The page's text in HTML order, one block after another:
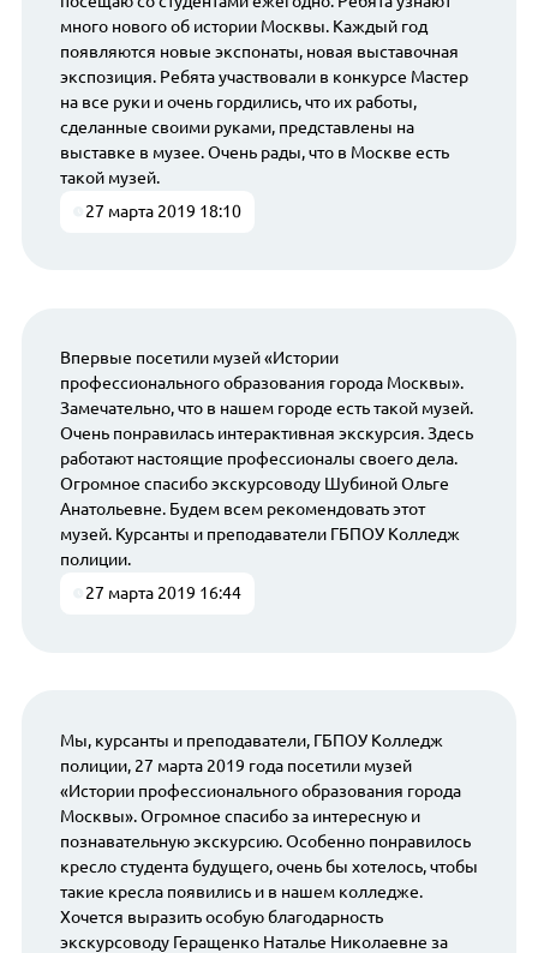
много нового об истории Москвы. Каждый год
появляются новые экспонаты, новая выставочная
экспозиция. Ребята участвовали в конкурсе Мастер
на все руки и очень гордились, что их работы,
сделанные своими руками, представлены на
выставке в музее. Очень рады, что в Москве есть
такой музей.
27 марта 2019 18:10
Впервые посетили музей «Истории
профессионального образования города Москвы».
Замечательно, что в нашем городе есть такой музей.
Очень понравилась интерактивная экскурсия. Здесь
работают настоящие профессионалы своего дела.
Огромное спасибо экскурсоводу Шубиной Ольге
Анатольевне. Будем всем рекомендовать этот
музей. Курсанты и преподаватели ГБПОУ Колледж
полиции.
27 марта 2019 16:44
Мы, курсанты и преподаватели, ГБПОУ Колледж
полиции, 27 марта 2019 года посетили музей
«Истории профессионального образования города
Москвы». Огромное спасибо за интересную и
познавательную экскурсию. Особенно понравилось
кресло студента будущего, очень бы хотелось, чтобы
такие кресла появились и в нашем колледже.
Хочется выразить особую благодарность
экскурсоводу Геращенко Наталье Николаевне за